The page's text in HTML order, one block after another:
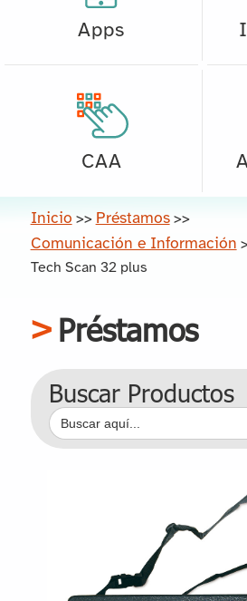
Apps
CAA
Inicio >> Préstamos >>
Comunicación e Información
Tech Scan 32 plus
Préstamos
Buscar Productos
Buscar: